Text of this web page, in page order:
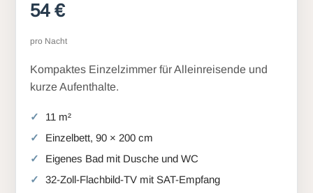
54 €
pro Nacht
Kompaktes Einzelzimmer für Alleinreisende und
kurze Aufenthalte.
11 m²
Einzelbett, 90 × 200 cm
Eigenes Bad mit Dusche und WC
32-Zoll-Flachbild-TV mit SAT-Empfang